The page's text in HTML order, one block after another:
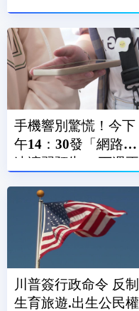
播 粉絲驚：瘦得不合
手機響別驚慌！今下
午14：30發「網路降
速演習預告」 下週正
川普簽行政命令 反制
生育旅遊.出生公民權